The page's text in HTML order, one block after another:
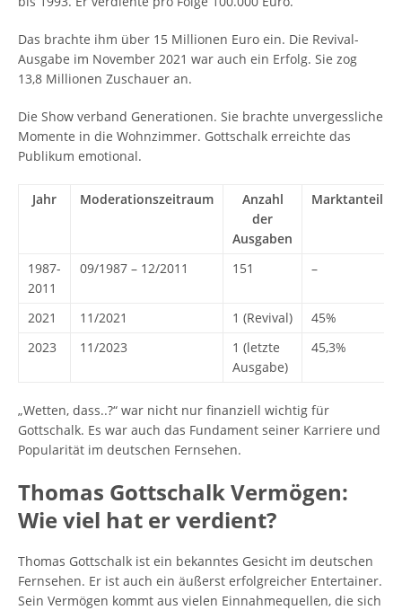
Das brachte ihm über 15 Millionen Euro ein. Die Revival-
Ausgabe im November 2021 war auch ein Erfolg. Sie zog
13,8 Millionen Zuschauer an.
Die Show verband Generationen. Sie brachte unvergessliche
Momente in die Wohnzimmer. Gottschalk erreichte das
Publikum emotional.
Jahr Moderationszeitraum
Anzahl
der
Ausgaben
Marktanteil
1987-
2011
09/1987 – 12/2011 151 –
2021 11/2021 1 (Revival)
45%
2023
11/2023
1 (letzte
Ausgabe)
45,3%
„Wetten, dass..?“ war nicht nur finanziell wichtig für
Gottschalk. Es war auch das Fundament seiner Karriere und
Popularität im deutschen Fernsehen.
Thomas Gottschalk Vermögen:
Wie viel hat er verdient?
Thomas Gottschalk ist ein bekanntes Gesicht im deutschen
Fernsehen. Er ist auch ein äußerst erfolgreicher Entertainer.
Sein Vermögen kommt aus vielen Einnahmequellen, die sich